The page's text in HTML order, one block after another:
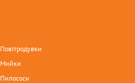
Повітродувки
Мийки
Пилососи